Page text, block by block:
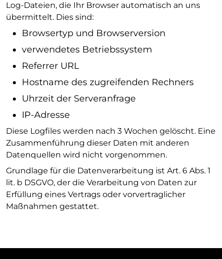
Log-Dateien, die Ihr Browser automatisch an uns
übermittelt. Dies sind:
Browsertyp und Browserversion
verwendetes Betriebssystem
Referrer URL
Hostname des zugreifenden Rechners
Uhrzeit der Serveranfrage
IP-Adresse
Diese Logfiles werden nach 3 Wochen gelöscht. Eine
Zusammenführung dieser Daten mit anderen
Datenquellen wird nicht vorgenommen.
Grundlage für die Datenverarbeitung ist Art. 6 Abs. 1
lit. b DSGVO, der die Verarbeitung von Daten zur
Erfüllung eines Vertrags oder vorvertraglicher
Maßnahmen gestattet.